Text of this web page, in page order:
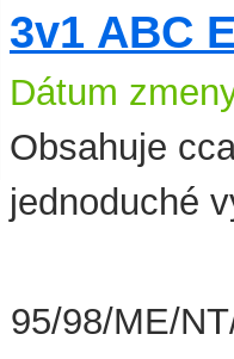
3v1 ABC
Dátum
Obsahuje
jednoduché
95/98/ME/